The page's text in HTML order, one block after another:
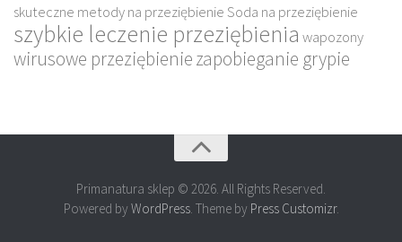
skuteczne metody na przeziębienieSoda na przeziębienie
szybkie leczenie przeziębienia wapozony
wirusowe przeziębieniezapobieganie grypie
Primanatura sklep © 2026. All Rights Reserved.
Powered by WordPress. Theme by Press Customizr.